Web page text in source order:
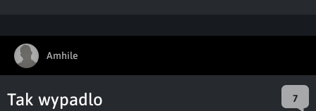
Amhile
Tak wypadlo 7